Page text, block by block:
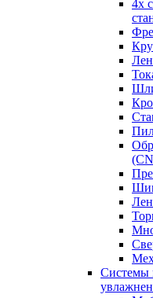
4х
Системы